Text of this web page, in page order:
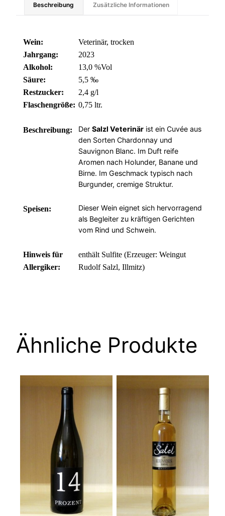
Beschreibung Zusätzliche Informationen
Wein:
Veterinär, trocken
Jahrgang:
2023
Alkohol:
13,0 %Vol
Säure:
5,5 ‰
Restzucker:
2,4 g/l
Flaschengröße: 0,75 ltr.
Beschreibung:
DerSalzl Veterinär ist ein Cuvée aus
den Sorten Chardonnay und
Sauvignon Blanc. Im Duft reife
Aromen nach Holunder, Banane und
Birne. Im Geschmack typisch nach
Burgunder, cremige Struktur.
Speisen:
Dieser Wein eignet sich hervorragend
als Begleiter zu kräftigen Gerichten
vom Rind und Schwein.
Hinweis für
Allergiker:
enthält Sulfite (Erzeuger: Weingut
Rudolf Salzl, Illmitz)
Ähnliche Produkte